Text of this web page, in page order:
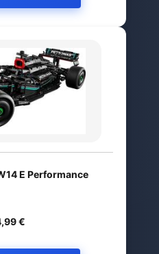
E Performance
€